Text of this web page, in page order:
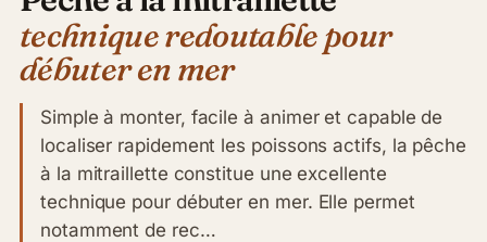
technique redoutable pour
débuter en mer
Simple à monter, facile à animer et capable de
localiser rapidement les poissons actifs, la pêche
à la mitraillette constitue une excellente
technique pour débuter en mer. Elle permet
notamment de rec…